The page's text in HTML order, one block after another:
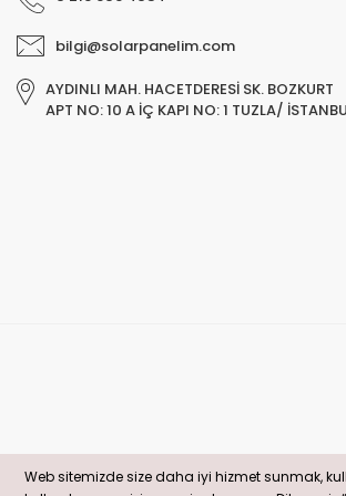
Web sitemizde size daha iyi hizmet sunmak,
Web sitemizde size daha iyi hizmet sunmak,
bilgi@solarpanelim.com
AYDINLI MAH. HACETDERESİ SK. BOZKURT
APT NO: 10 A İÇ KAPI NO: 1 TUZLA/
© solarpanelim.com Tüm Hakları Saklıdır. Kredi